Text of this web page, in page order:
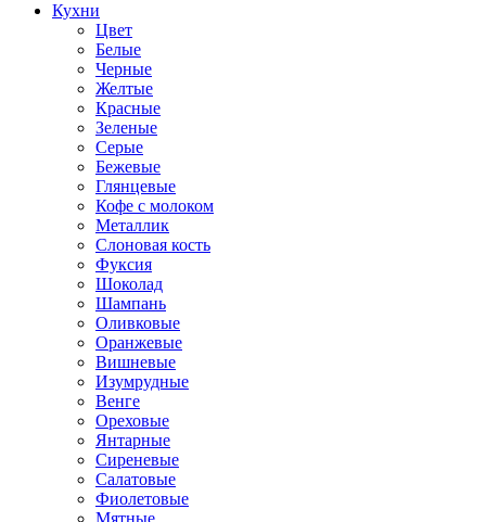
Кухни
Цвет
Белые
Черные
Желтые
Красные
Зеленые
Серые
Бежевые
Глянцевые
Кофе с молоком
Металлик
Слоновая кость
Фуксия
Шоколад
Шампань
Оливковые
Оранжевые
Вишневые
Изумрудные
Венге
Ореховые
Янтарные
Сиреневые
Салатовые
Фиолетовые
Мятные